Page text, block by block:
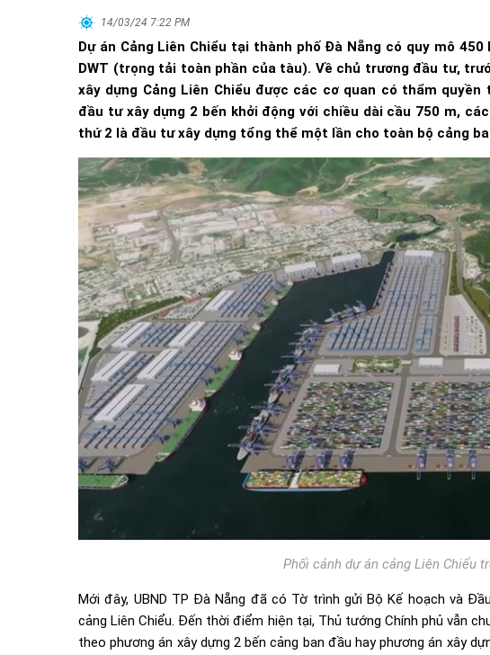
14/03/24 7:22 PM
Dự án Cảng Liên Chiểu tại thành phố Đà Nẵng có quy mô
DWT (trọng tải toàn phần của tàu). Về chủ trương đầu tư,
xây dựng Cảng Liên Chiểu được các cơ quan có thẩm
đầu tư xây dựng 2 bến khởi động với chiều dài cầu 750 m,
thứ 2 là đầu tư xây dựng tổng thể một lần cho toàn bộ cảng
Phối cảnh dự án cảng Liên Chiểu
Mới đây, UBND TP Đà Nẵng đã có Tờ trình gửi Bộ Kế hoạch và
cảng Liên Chiểu. Đến thời điểm hiện tại, Thủ tướng Chính phủ vẫn
theo phương án xây dựng 2 bến cảng ban đầu hay phương án xây